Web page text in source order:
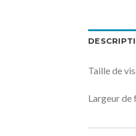
Taille de
Largeur de